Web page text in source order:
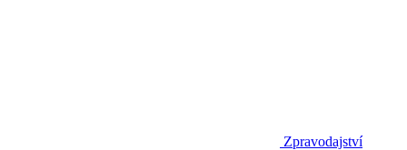
Zpravodajství